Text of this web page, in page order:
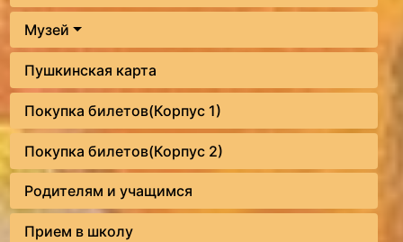
Музей
Пушкинская карта
Покупка билетов(Корпус 1)
Покупка билетов(Корпус 2)
Родителям и учащимся
Прием в школу